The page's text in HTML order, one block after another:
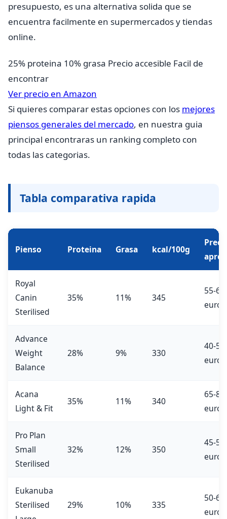
presupuesto, es una alternativa solida que se
encuentra facilmente en supermercados y tiendas
online.
25% proteina 10% grasa Precio accesible Facil de
encontrar
Ver precio en Amazon
Si quieres comparar estas opciones con los mejores
piensos generales del mercado, en nuestra guia
principal encontraras un ranking completo con
todas las categorias.
Tabla comparativa rapida
Pienso Proteina Grasa kcal/100g
Royal
Canin
Sterilised
35% 11% 345
55-65
euros
Advance
Weight
Balance
28% 9% 330
40-50
euros
Acana
Light & Fit
35% 11% 340
65-80
euros
Pro Plan
Small
Sterilised
32% 12% 350
45-55
euros
Eukanuba
Sterilised
29% 10% 335
50-60
euros